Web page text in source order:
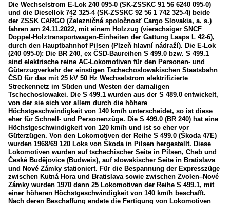
Die Wechselstrom E-Lok 240 095-0 (SK-ZSSKC 91 56 6240 095-0)
und die Diesellok 742 325-4 (SK-ZSSKC 92 56 1 742 325-4) beide
der ZSSK CARGO (Železničná spoločnosť Cargo Slovakia, a. s.)
fahren am 24.11.2022, mit einem Holzzug (vierachsiger SNCF
Doppel-Holztransportwagen-Einheiten der Gattung Laaps L 42-6),
durch den Hauptbahnhof Pilsen (Plzeň hlavní nádraží). Die E-Lok
(240 095-0): Die BR 240, ex ČSD-Baureihen S 499.0 bzw. S 499.1
sind elektrische reine AC-Lokomotiven für den Personen- und
Güterzugverkehr der einstigen Tschechoslowakischen Staatsbahn
ČSD für das mit 25 kV 50 Hz Wechselstrom elektrifizierte
Streckennetz im Süden und Westen der damaligen
Tschechoslowakei. Die S 499.1 wurden aus der S 489.0 entwickelt,
von der sie sich vor allem durch die höhere
Höchstgeschwindigkeit von 140 km/h unterscheidet, so ist diese
eher für Schnell- und Personenzüge. Die S 499.0 (BR 240) hat eine
Höchstgeschwindigkeit von 120 km/h und ist so eher vor
Güterzügen. Von den Lokomotiven der Reihe S 499.0 (Škoda 47E)
wurden 1968/69 120 Loks von Škoda in Pilsen hergestellt. Diese
Lokomotiven wurden auf tschechischer Seite in Pilsen, Cheb und
České Budějovice (Budweis), auf slowakischer Seite in Bratislava
und Nové Zámky stationiert. Für die Bespannung der Expresszüge
zwischen Kutná Hora und Bratislava sowie zwischen Zvolen–Nové
Zámky wurden 1970 dann 25 Lokomotiven der Reihe S 499.1, mit
einer höheren Höchstgeschwindigkeit von 140 km/h beschafft.
Nach deren Beschaffung endete die Fertigung von Lokomotiven